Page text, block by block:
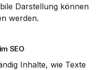
Darstellung können
werden.
SEO
Inhalte, wie Texte